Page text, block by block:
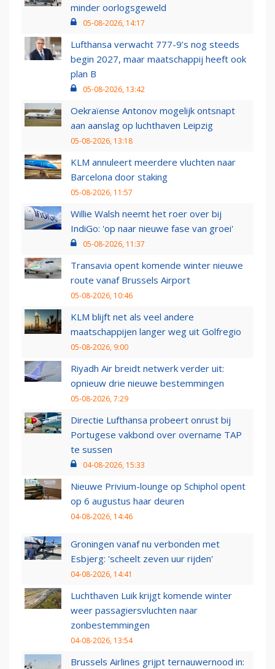
minder oorlogsgeweld
05-08-2026, 14:17
Lufthansa verwacht 777-9’s nog steeds
begin 2027, maar maatschappij heeft ook
plan B
05-08-2026, 13:42
Oekraïense Antonov mogelijk ontsnapt
aan aanslag op luchthaven Leipzig
05-08-2026, 13:18
KLM annuleert meerdere vluchten naar
Barcelona door staking
05-08-2026, 11:57
Willie Walsh neemt het roer over bij
IndiGo: 'op naar nieuwe fase van groei'
05-08-2026, 11:37
Transavia opent komende winter nieuwe
route vanaf Brussels Airport
05-08-2026, 10:46
KLM blijft net als veel andere
maatschappijen langer weg uit Golfregio
05-08-2026, 9:00
Riyadh Air breidt netwerk verder uit:
opnieuw drie nieuwe bestemmingen
05-08-2026, 7:29
Directie Lufthansa probeert onrust bij
Portugese vakbond over overname TAP
te sussen
04-08-2026, 15:33
Nieuwe Privium-lounge op Schiphol opent
op 6 augustus haar deuren
04-08-2026, 14:46
Groningen vanaf nu verbonden met
Esbjerg: 'scheelt zeven uur rijden'
04-08-2026, 14:41
Luchthaven Luik krijgt komende winter
weer passagiersvluchten naar
zonbestemmingen
04-08-2026, 13:54
Brussels Airlines grijpt ternauwernood in: